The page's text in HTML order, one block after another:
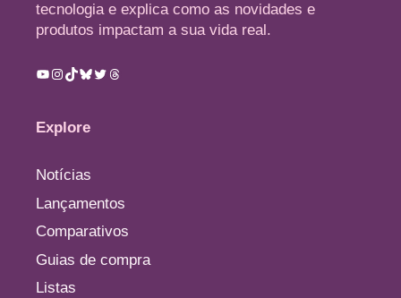
tecnologia e explica como as novidades e
produtos impactam a sua vida real.
Youtube
Instagram
TikTok
Bluesky
TwitterThreads
Explore
Notícias
Lançamentos
Comparativos
Guias de compra
Listas